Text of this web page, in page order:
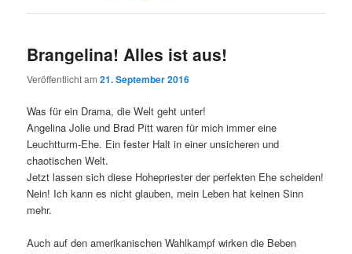
Brangelina! Alles ist aus!
Veröffentlicht am21. September 2016
Was für ein Drama, die Welt geht unter!
Angelina Jolie und Brad Pitt waren für mich immer eine
Leuchtturm-Ehe. Ein fester Halt in einer unsicheren und
chaotischen Welt.
Jetzt lassen sich diese Hohepriester der perfekten Ehe scheiden!
Nein! Ich kann es nicht glauben, mein Leben hat keinen Sinn
mehr.
Auch auf den amerikanischen Wahlkampf wirken die Beben